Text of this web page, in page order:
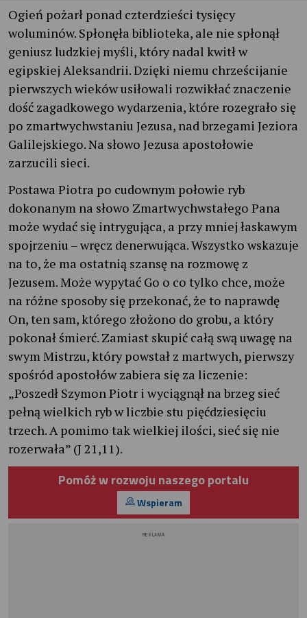
Ogień pożarł ponad czterdzieści tysięcy
woluminów. Spłonęła biblioteka, ale nie spłonął
geniusz ludzkiej myśli, który nadal kwitł w
egipskiej Aleksandrii. Dzięki niemu chrześcijanie
pierwszych wieków usiłowali rozwikłać znaczenie
dość zagadkowego wydarzenia, które rozegrało się
po zmartwychwstaniu Jezusa, nad brzegami Jeziora
Galilejskiego. Na słowo Jezusa apostołowie
zarzucili sieci.
Postawa Piotra po cudownym połowie ryb
dokonanym na słowo Zmartwychwstałego Pana
może wydać się intrygująca, a przy mniej łaskawym
spojrzeniu – wręcz denerwująca. Wszystko wskazuje
na to, że ma ostatnią szansę na rozmowę z
Jezusem. Może wypytać Go o co tylko chce, może
na różne sposoby się przekonać, że to naprawdę
On, ten sam, którego złożono do grobu, a który
pokonał śmierć. Zamiast skupić całą swą uwagę na
swym Mistrzu, który powstał z martwych, pierwszy
spośród apostołów zabiera się za liczenie:
„Poszedł Szymon Piotr i wyciągnął na brzeg sieć
pełną wielkich ryb w liczbie stu pięćdziesięciu
trzech. A pomimo tak wielkiej ilości, sieć się nie
rozerwała” (J 21,11).
Pomóż w rozwoju naszego portalu
Wspieram
REKLAMA